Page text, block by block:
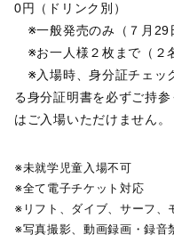
0円（ドリンク別）
※一般発売のみ（７月29
※お一人様２枚まで（２
※入場時、身分証チェッ
る身分証明書を必ずご持
はご入場いただけません。
※未就学児童入場不可
※全て電子チケット対応
※リフト、ダイブ、サーフ、
※写真撮影、動画録画・録音